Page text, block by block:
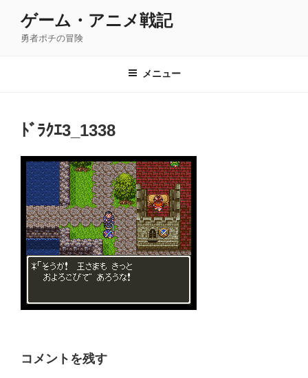
ゲーム・アニメ戦記
勇者ポチの冒険
メニュー
ﾄﾞﾗｸｴ3_1338
コメントを残す